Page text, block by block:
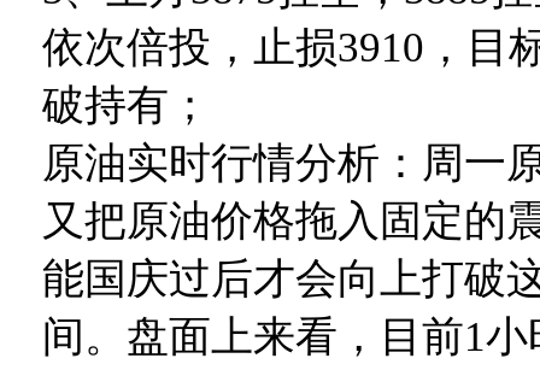
依次倍投，止损3910，目
破持有；
原油实时行情分析：周一
又把原油价格拖入固定的
能国庆过后才会向上打破
间。盘面上来看，目前1